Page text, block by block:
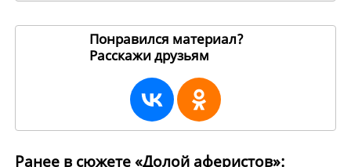
Понравился материал?
Расскажи друзьям
Ранее в сюжете«Долой аферистов»: